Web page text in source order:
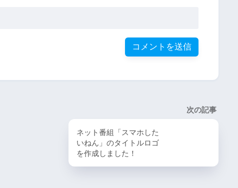
次の記事
ネット番組「スマホした
いねん」のタイトルロゴ
を作成しました！